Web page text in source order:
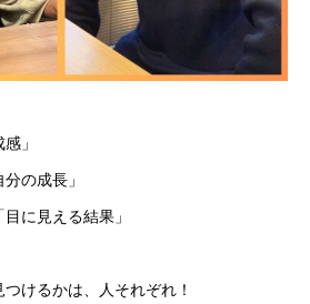
」
の成長」
に見える結果」
つけるかは、人それぞれ！